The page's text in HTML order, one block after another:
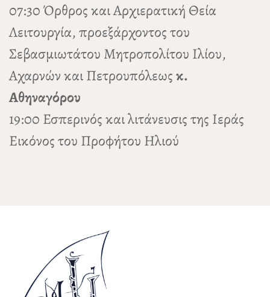
07:30 Όρθρος και Αρχιερατική Θεία
Λειτουργία, προεξάρχοντος του
Σεβασμιωτάτου Μητροπολίτου Ιλίου,
Αχαρνών και Πετρουπόλεωςκ.
Αθηναγόρου
19:00 Εσπερινός και λιτάνευσις της Ιεράς
Εικόνος του Προφήτου Ηλιού